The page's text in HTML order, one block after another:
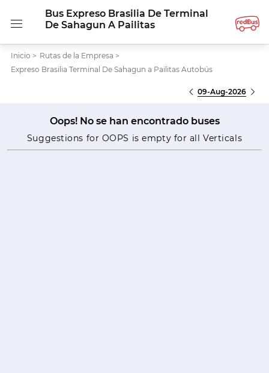
Bus Expreso Brasilia De Terminal
De Sahagun A Pailitas
Inicio > Rutas de la Empresa >
Expreso Brasilia Terminal De Sahagun a Pailitas Autobús
09-Aug-2026
Oops! No se han encontrado buses
Suggestions for OOPS is empty for all Verticals